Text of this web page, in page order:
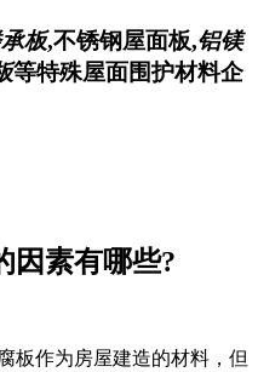
板,不锈钢屋面板,铝镁
等特殊屋面围护材料企
因素有哪些?
板作为房屋建造的材料，但